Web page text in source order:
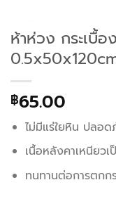
ห้าห่วง กระเบื้
฿65.00
ไม่มีแร่ใยหิน ปลอ
เนื้อหลังคาเหนียว
ทนทานต่อการตกก